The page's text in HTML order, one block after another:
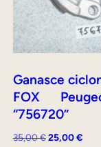
Ganasce
FOX
“756720”
35,00€ Il
25,00€Il